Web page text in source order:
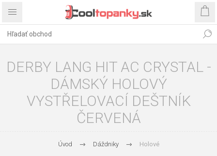
DERBY LANG HIT AC CRYSTAL -
DÁMSKÝ HOLOVÝ
VYSTŘELOVACÍ DEŠTNÍK
ČERVENÁ
Úvod Dáždniky Holové